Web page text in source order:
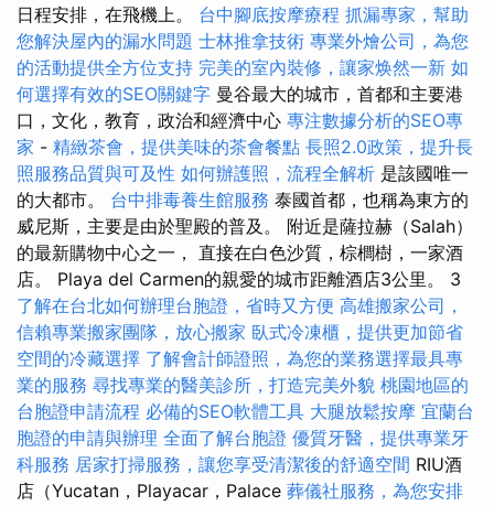
日程安排，在飛機上。 台中腳底按摩療程 抓漏專家，幫助
您解決屋內的漏水問題 士林推拿技術 專業外燴公司，為您
的活動提供全方位支持 完美的室內裝修，讓家焕然一新 如
何選擇有效的SEO關鍵字 曼谷最大的城市，首都和主要港
口，文化，教育，政治和經濟中心 專注數據分析的SEO專
家 - 精緻茶會，提供美味的茶會餐點 長照2.0政策，提升長
照服務品質與可及性 如何辦護照，流程全解析 是該國唯一
的大都市。 台中排毒養生館服務 泰國首都，也稱為東方的
威尼斯，主要是由於聖殿的普及。 附近是薩拉赫（Salah）
的最新購物中心之一， 直接在白色沙質，棕櫚樹，一家酒
店。 Playa del Carmen的親愛的城市距離酒店3公里。 3
了解在台北如何辦理台胞證，省時又方便 高雄搬家公司，
信賴專業搬家團隊，放心搬家 臥式冷凍櫃，提供更加節省
空間的冷藏選擇 了解會計師證照，為您的業務選擇最具專
業的服務 尋找專業的醫美診所，打造完美外貌 桃園地區的
台胞證申請流程 必備的SEO軟體工具 大腿放鬆按摩 宜蘭台
胞證的申請與辦理 全面了解台胞證 優質牙醫，提供專業牙
科服務 居家打掃服務，讓您享受清潔後的舒適空間 RIU酒
店（Yucatan，Playacar，Palace 葬儀社服務，為您安排